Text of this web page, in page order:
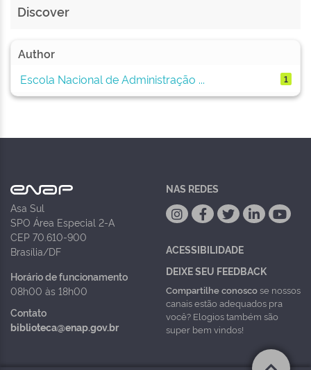
Discover
Author
Escola Nacional de Administração ...
1
Asa Sul
SPO Área Especial 2-A
CEP 70.610-900
Brasília/DF
Horário de funcionamento
08h00 às 18h00
Contato
biblioteca@enap.gov.br
NAS REDES
ACESSIBILIDADE
DEIXE SEU FEEDBACK
Compartilhe conoscose nossos
canais estão adequados pra
você? Elogios também são
super bem vindos!